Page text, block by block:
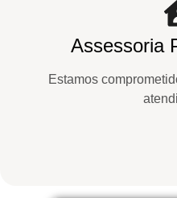
Assessoria
Estamos